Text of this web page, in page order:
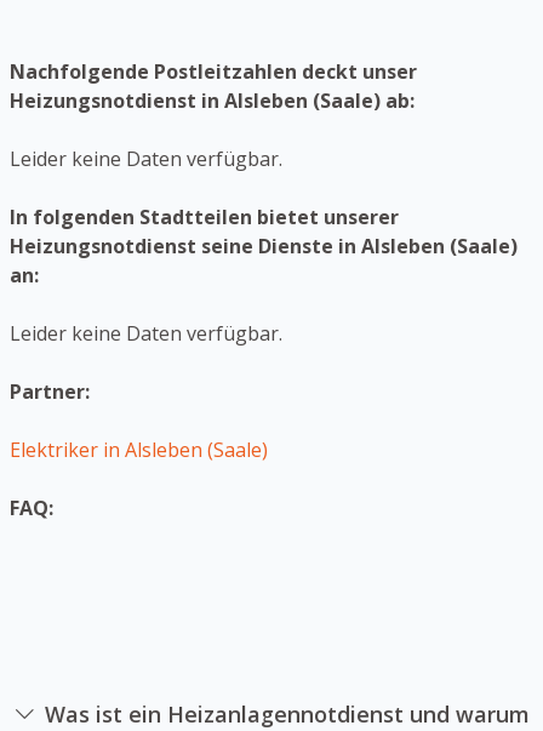
Nachfolgende Postleitzahlen deckt unser
Heizungsnotdienst in Alsleben (Saale) ab:
Leider keine Daten verfügbar.
In folgenden Stadtteilen bietet unserer
Heizungsnotdienst seine Dienste in Alsleben (Saale)
an:
Leider keine Daten verfügbar.
Partner:
Elektriker in Alsleben (Saale)
FAQ:
Was ist ein Heizanlagennotdienst und warum